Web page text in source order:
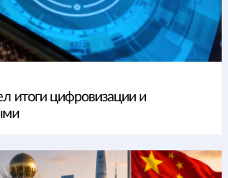
итоги цифровизации и